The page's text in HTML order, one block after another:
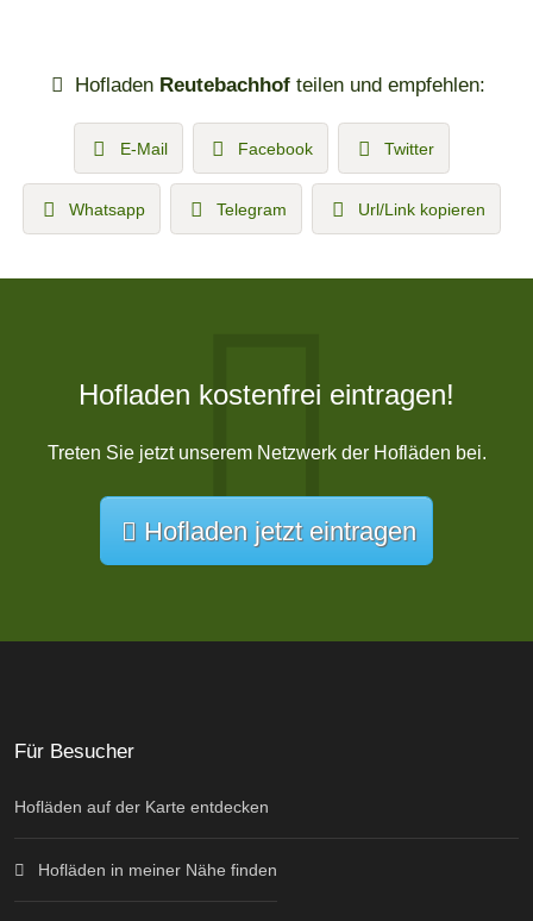
Hofladen Reutebachhof teilen und empfehlen:
E-Mail Facebook Twitter
Whatsapp Telegram Url/Link kopieren
Hofladen kostenfrei eintragen!
Treten Sie jetzt unserem Netzwerk der Hofläden bei.
Hofladen jetzt eintragen
Für Besucher
Hofläden auf der Karte entdecken
Hofläden in meiner Nähe finden